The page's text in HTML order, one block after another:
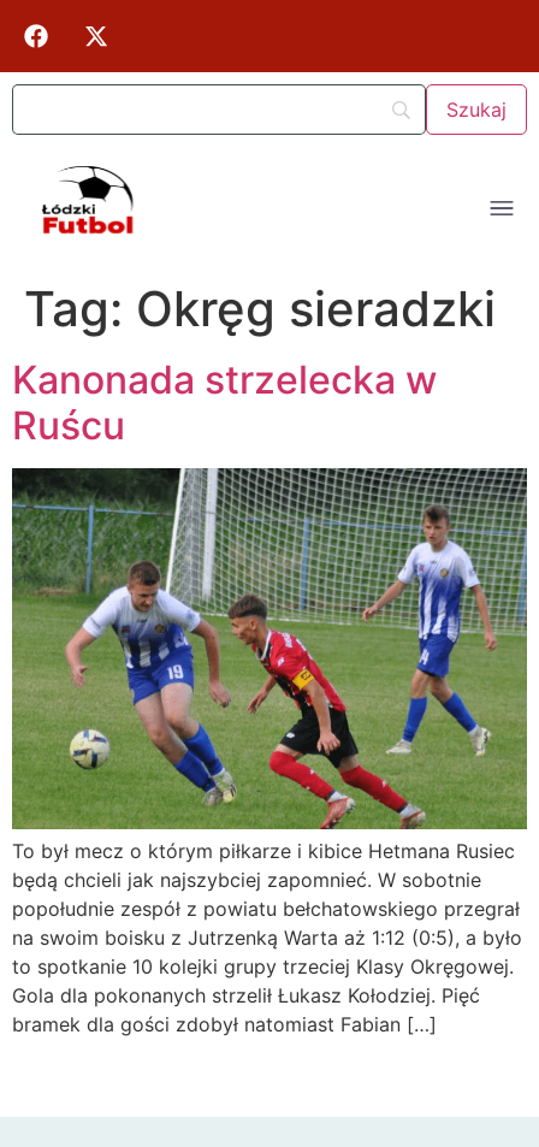
Tag: Okręg sieradzki
Kanonada strzelecka w
Ruścu
To był mecz o którym piłkarze i kibice Hetmana Rusiec
będą chcieli jak najszybciej zapomnieć. W sobotnie
popołudnie zespół z powiatu bełchatowskiego przegrał
na swoim boisku z Jutrzenką Warta aż 1:12 (0:5), a było
to spotkanie 10 kolejki grupy trzeciej Klasy Okręgowej.
Gola dla pokonanych strzelił Łukasz Kołodziej. Pięć
bramek dla gości zdobył natomiast Fabian […]